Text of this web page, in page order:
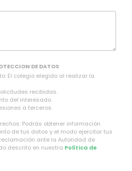
DE DATOS
El colegio elegido al realizar la
recibidas.
del interesado.
a terceros.
Podrás obtener información
de tus datos y el modo ejercitar tus
ante la Autoridad de
descrito en nuestra Política de